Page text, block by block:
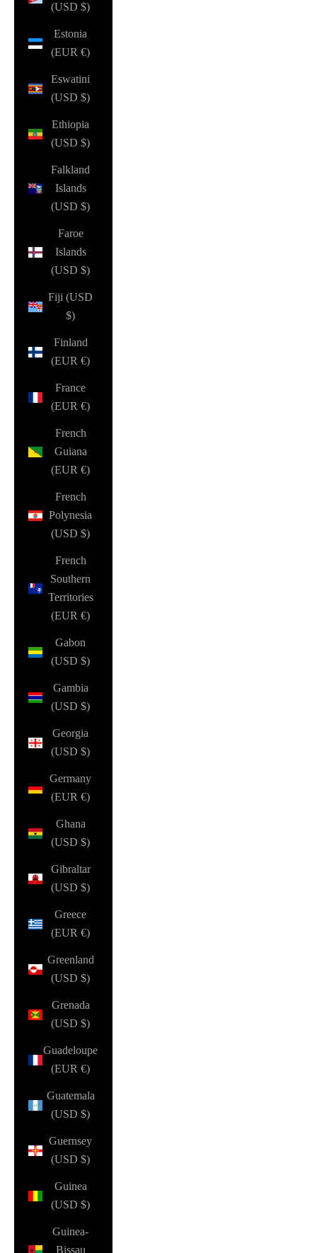
(USD $)
Estonia
(EUR €)
Eswatini
(USD $)
Ethiopia
(USD $)
Falkland
Islands
(USD $)
Faroe
Islands
(USD $)
Fiji (USD
$)
Finland
(EUR €)
France
(EUR €)
French
Guiana
(EUR €)
French
Polynesia
(USD $)
French
Southern
Territories
(EUR €)
Gabon
(USD $)
Gambia
(USD $)
Georgia
(USD $)
Germany
(EUR €)
Ghana
(USD $)
Gibraltar
(USD $)
Greece
(EUR €)
Greenland
(USD $)
Grenada
(USD $)
Guadeloupe
(EUR €)
Guatemala
(USD $)
Guernsey
(USD $)
Guinea
(USD $)
Guinea-
Bissau